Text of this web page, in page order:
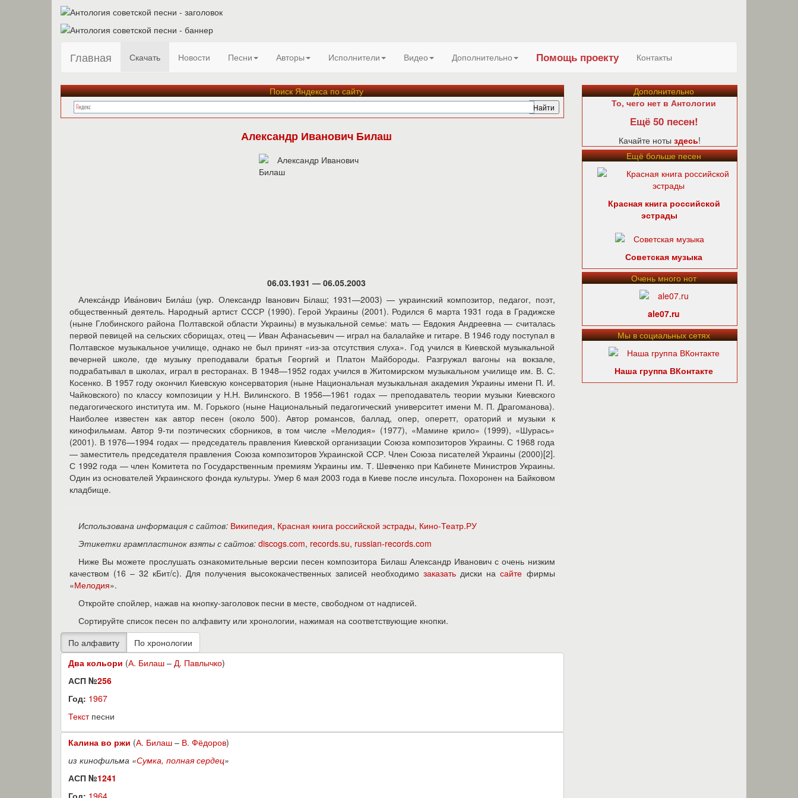
Главная Скачать Новости Песни Авторы Исполнители Видео Дополнительно Помощь проекту Контакты
Поиск Яндекса по сайту
Александр Иванович Билаш
06.03.1931 — 06.05.2003
Алекса́ндр Ива́нович Била́ш (укр. Олександр Іванович Білаш; 1931—2003) — украинский композитор, педагог, поэт,
общественный деятель. Народный артист СССР (1990). Герой Украины (2001). Родился 6 марта 1931 года в Градижске
(ныне Глобинского района Полтавской области Украины) в музыкальной семье: мать — Евдокия Андреевна — считалась
первой певицей на сельских сборищах, отец — Иван Афанасьевич — играл на балалайке и гитаре. В 1946 году поступал в
Полтавское музыкальное училище, однако не был принят «из-за отсутствия слуха». Год учился в Киевской музыкальной
вечерней школе, где музыку преподавали братья Георгий и Платон Майбороды. Разгружал вагоны на вокзале,
подрабатывал в школах, играл в ресторанах. В 1948—1952 годах учился в Житомирском музыкальном училище им. В. С.
Косенко. В 1957 году окончил Киевскую консерватория (ныне Национальная музыкальная академия Украины имени П. И.
Чайковского) по классу композиции у Н.Н. Вилинского. В 1956—1961 годах — преподаватель теории музыки Киевского
педагогического института им. М. Горького (ныне Национальный педагогический университет имени М. П. Драгоманова).
Наиболее известен как автор песен (около 500). Автор романсов, баллад, опер, оперетт, ораторий и музыки к
кинофильмам. Автор 9-ти поэтических сборников, в том числе «Мелодия» (1977), «Мамине крило» (1999), «Шурась»
(2001). В 1976—1994 годах — председатель правления Киевской организации Союза композиторов Украины. С 1968 года
— заместитель председателя правления Союза композиторов Украинской ССР. Член Союза писателей Украины (2000)[2].
С 1992 года — член Комитета по Государственным премиям Украины им. Т. Шевченко при Кабинете Министров Украины.
Один из основателей Украинского фонда культуры. Умер 6 мая 2003 года в Киеве после инсульта. Похоронен на Байковом
кладбище.
Использована информация с сайтов: Википедия, Красная книга российской эстрады, Кино-Театр.РУ
Этикетки грампластинок взяты с сайтов: discogs.com, records.su, russian-records.com
Ниже Вы можете прослушать ознакомительные версии песен композитора Билаш Александр Иванович с очень низким
качеством (16 – 32 кБит/с). Для получения высококачественных записей необходимозаказать диски насайте фирмы
«Мелодия».
Откройте спойлер, нажав на кнопку-заголовок песни в месте, свободном от надписей.
Сортируйте список песен по алфавиту или хронологии, нажимая на соответствующие кнопки.
Два кольори (А. Билаш – Д. Павлычко)
АСП №256
Год: 1967
Текстпесни
Калина во ржи (А. Билаш – В. Фёдоров)
из кинофильма «Сумка, полная сердец»
АСП №1241
Год: 1964
Дополнительно
То, чего нет в Антологии
Ещё 50 песен!
Качайте ноты здесь!
Ещё больше песен
Красная книга российской
эстрады
Советская музыка
Очень много нот
ale07.ru
Мы в социальных сетях
Наша группа ВКонтакте